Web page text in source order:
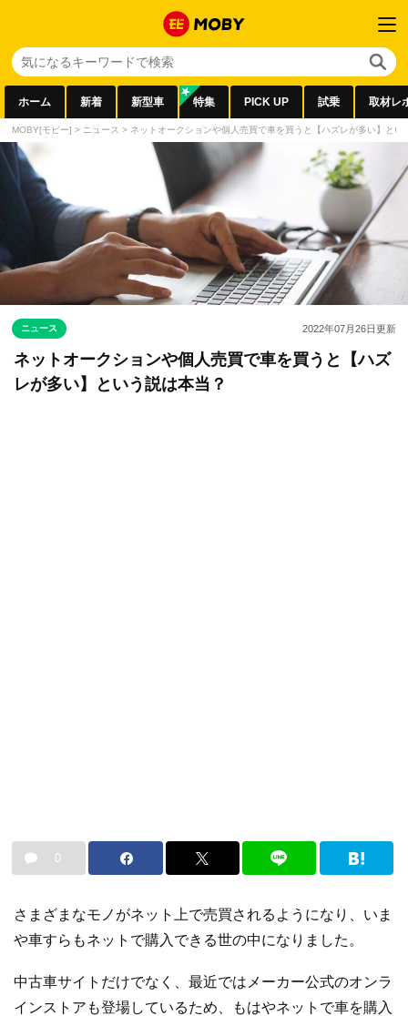
ホーム 新着 新型車 特集 PICK UP 試乗 取材レ
MOBY[モビー] > ニュース > ネットオークションや個人売買で車を買うと【ハズレが多い】とい
ニュース 2022年07月26日更新
ネットオークションや個人売買で車を買うと【ハズ
レが多い】という説は本当？
0
さまざまなモノがネット上で売買されるようになり、いま
や車すらもネットで購入できる世の中になりました。
中古車サイトだけでなく、最近ではメーカー公式のオンラ
インストアも登場しているため、もはやネットで車を購入